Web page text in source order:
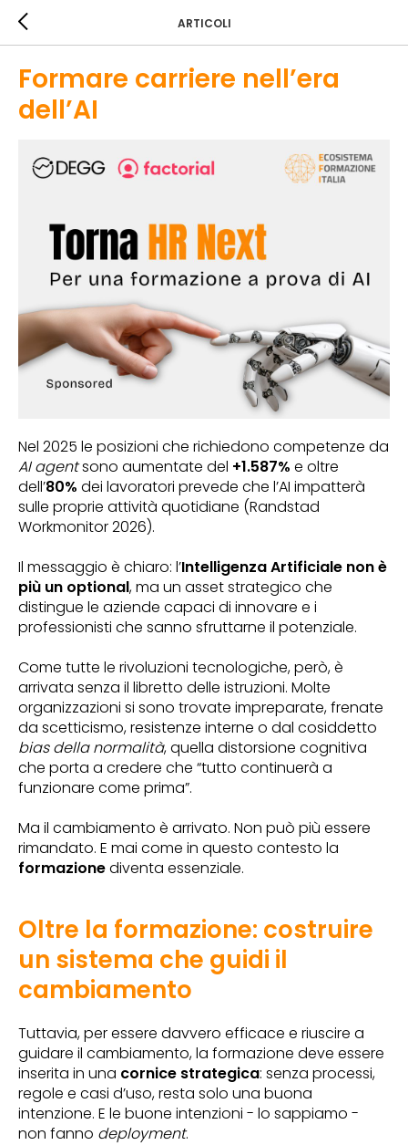
ARTICOLI
Formare carriere nell’era
dell’AI
Nel 2025 le posizioni che richiedono competenze da
AI agentsono aumentate del +1.587% e oltre
dell’80% dei lavoratori prevede che l’AI impatterà
sulle proprie attività quotidiane (Randstad
Workmonitor 2026).
Il messaggio è chiaro: l’Intelligenza Artificiale non è
più un optional, ma un asset strategico che
distingue le aziende capaci di innovare e i
professionisti che sanno sfruttarne il potenziale.
Come tutte le rivoluzioni tecnologiche, però, è
arrivata senza il libretto delle istruzioni. Molte
organizzazioni si sono trovate impreparate, frenate
da scetticismo, resistenze interne o dal cosiddetto
bias della normalità, quella distorsione cognitiva
che porta a credere che “tutto continuerà a
funzionare come prima”.
Ma il cambiamento è arrivato. Non può più essere
rimandato. E mai come in questo contesto la
formazionediventa essenziale.
Oltre la formazione: costruire
un sistema che guidi il
cambiamento
Tuttavia, per essere davvero efficace e riuscire a
guidare il cambiamento, la formazione deve essere
inserita in una cornice strategica: senza processi,
regole e casi d’uso, resta solo una buona
intenzione. E le buone intenzioni - lo sappiamo -
non fanno deployment.